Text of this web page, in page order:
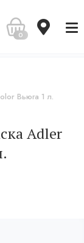
0
Вьюга 1 л.
Adler